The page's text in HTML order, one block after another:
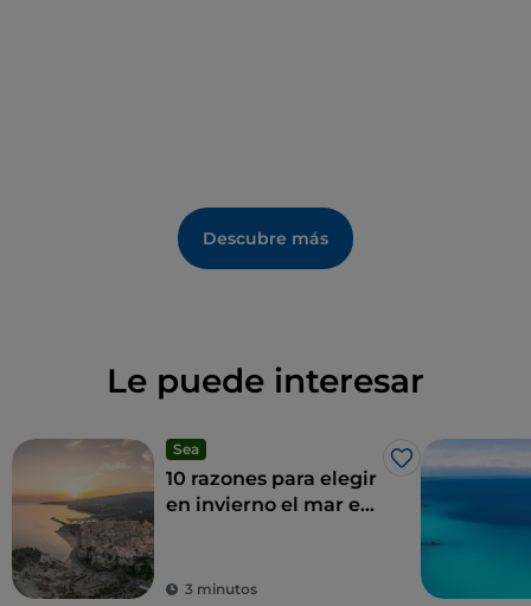
Descubre más
Le puede interesar
Sea
Me gusta
10 razones para elegir
en invierno el mar en
3 minutos